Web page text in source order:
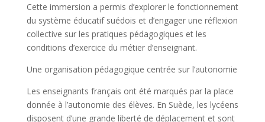
Cette immersion a permis d’explorer le fonctionnement
du système éducatif suédois et d’engager une réflexion
collective sur les pratiques pédagogiques et les
conditions d’exercice du métier d’enseignant.
Une organisation pédagogique centrée sur l’autonomie
Les enseignants français ont été marqués par la place
donnée à l’autonomie des élèves. En Suède, les lycéens
disposent d’une grande liberté de déplacement et sont